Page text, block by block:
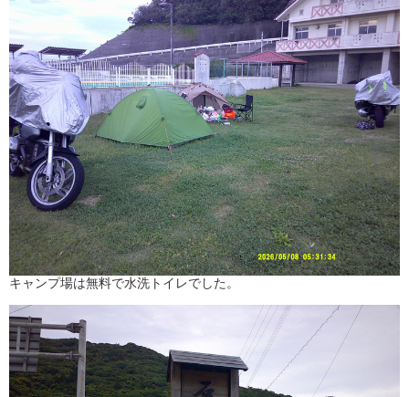
キャンプ場は無料で水洗トイレでした。